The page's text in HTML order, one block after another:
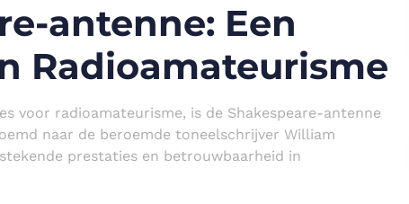
antenne: Een
Radioamateurisme
voor radioamateurisme, is de Shakespeare-antenne
naar de beroemde toneelschrijver William
prestaties en betrouwbaarheid in